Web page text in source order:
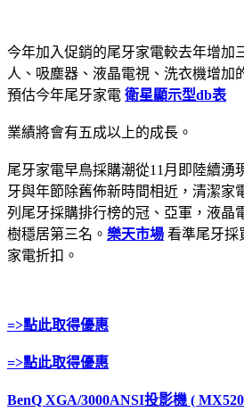
今年加入促銷的尾牙家電較去年增加
人、吸塵器、液晶電視、洗衣機增加
預估今年尾牙家電 衛星顯示型db表
業績將會有五成以上的成長。
尾牙家電早鳥採購潮從11月即陸續湧
牙與年節除舊佈新時間相近，清潔家
列尾牙採購排行榜的冠、亞軍，液晶
樹穩居第三名。 樂天市場 看準尾牙採
家電折扣。
=>點此取得優惠
=>點此取得優惠
BenQ XGA/3000ANSI投影機 (